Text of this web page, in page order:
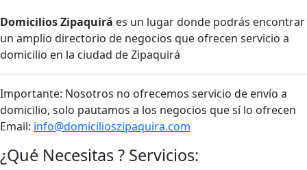
Domicilios Zipaquirá es un lugar donde podrás encontrar
un amplio directorio de negocios que ofrecen servicio a
domicilio en la ciudad de Zipaquirá
Importante: Nosotros no ofrecemos servicio de envío a
domicilio, solo pautamos a los negocios que sí lo ofrecen
Email: info@domicilioszipaquira.com
¿Qué Necesitas ? Servicios: